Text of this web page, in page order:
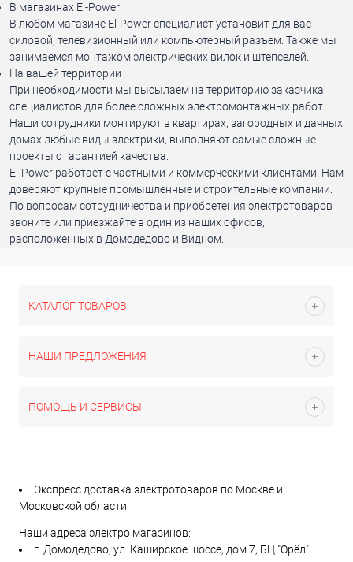
В магазинах El-Power
В любом магазине El-Power специалист установит для вас
силовой, телевизионный или компьютерный разъем. Также мы
занимаемся монтажом электрических вилок и штепселей.
На вашей территории
При необходимости мы высылаем на территорию заказчика
специалистов для более сложных электромонтажных работ.
Наши сотрудники монтируют в квартирах, загородных и дачных
домах любые виды электрики, выполняют самые сложные
проекты с гарантией качества.
El-Power работает с частными и коммерческими клиентами. Нам
доверяют крупные промышленные и строительные компании.
По вопросам сотрудничества и приобретения электротоваров
звоните или приезжайте в один из наших офисов,
расположенных в Домодедово и Видном.
КАТАЛОГ ТОВАРОВ
НАШИ ПРЕДЛОЖЕНИЯ
ПОМОЩЬ И СЕРВИСЫ
Экспресс доставка электротоваров по Москве и
Московской области
Наши адреса электро магазинов:
г. Домодедово, ул. Каширское шоссе, дом 7, БЦ "Орёл"